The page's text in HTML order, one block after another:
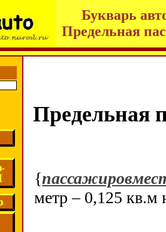
Букварь
Предельная
Предельная
{
метр – 0,125 кв.м